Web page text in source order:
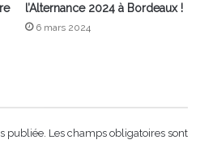
l’Alternance 2024 à Bordeaux !
6 mars 2024
publiée. Les champs obligatoires sont